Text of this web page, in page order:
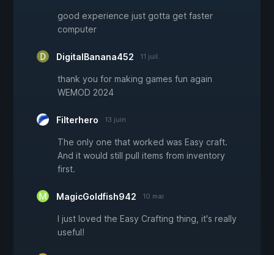
good experience just gotta get faster
computer
DigitalBanana452 11 juil.
thank you for making games fun again
WEMOD 2024
Filterhero 13 juin
The only one that worked was Easy craft.
And it would still pull items from inventory
first.
MagicGoldfish942 10 mai
I just loved the Easy Crafting thing, it's really
useful!